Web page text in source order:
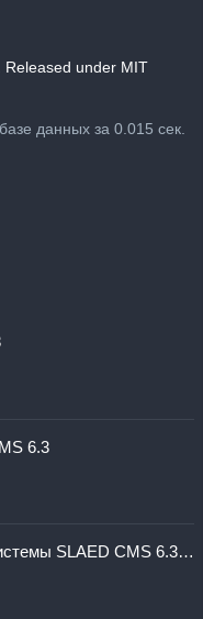
under MIT
данных за 0.015 сек.
6.3
Тестируем релиз Pre-Alpha версии системы SLAED CMS 6.3 Pro